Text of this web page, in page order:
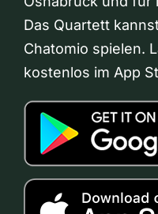
Das Quartett
Chatomio spielen.
kostenlos im App